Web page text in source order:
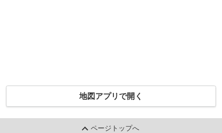
地図アプリで開く
ページトップへ